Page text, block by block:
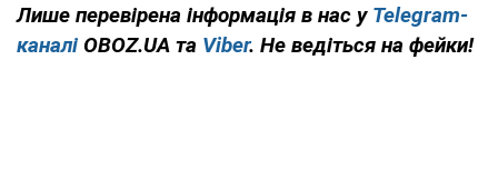
Лише перевірена інформація в нас у Telegram-
каналі OBOZ.UA та Viber. Не ведіться на фейки!